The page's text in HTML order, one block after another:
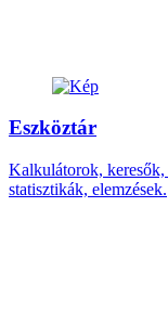
Eszköztár
Kalkulátorok,
statisztikák, elemzések.